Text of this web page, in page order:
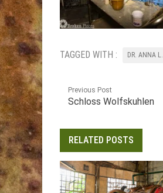
TAGGED WITH : DR. ANNA L.
Previous Post
Schloss Wolfskuhlen
RELATED POSTS